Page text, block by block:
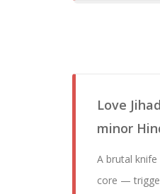
Love
minor
A brutal
core —